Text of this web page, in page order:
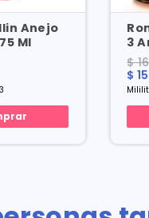
Anejo
X 375 Ml
$
$